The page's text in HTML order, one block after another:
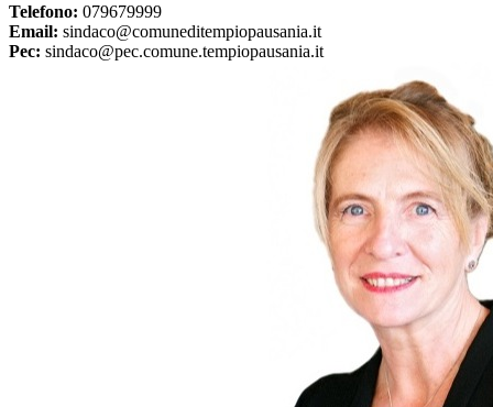
Telefono: 079679999
Email: sindaco@comuneditempiopausania.it
Pec: sindaco@pec.comune.tempiopausania.it